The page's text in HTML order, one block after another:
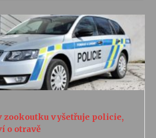
zookoutku vyšetřuje policie,
o otravě